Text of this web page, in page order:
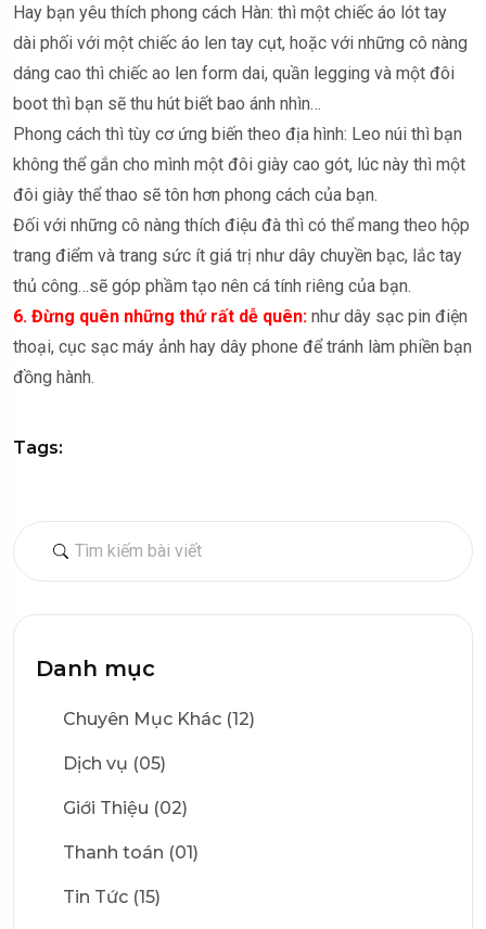
Danh mục
Chuyên Mục Khác (12)
Dịch vụ (05)
Giới Thiệu (02)
Thanh toán (01)
Tin Tức (15)
Hay bạn yêu thích phong cách Hàn: thì một chiếc áo lót tay
dài phối với một chiếc áo len tay cụt, hoặc với những cô nàng
dáng cao thì chiếc ao len form dai, quần legging và một đôi
boot thì bạn sẽ thu hút biết bao ánh nhìn…
Phong cách thì tùy cơ ứng biến theo địa hình: Leo núi thì bạn
không thể gắn cho mình một đôi giày cao gót, lúc này thì một
đôi giày thể thao sẽ tôn hơn phong cách của bạn.
Đối với những cô nàng thích điệu đà thì có thể mang theo hộp
trang điểm và trang sức ít giá trị như dây chuyền bạc, lắc tay
thủ công…sẽ góp phầm tạo nên cá tính riêng của bạn.
6. Đừng quên những thứ rất dễ quên: như dây sạc pin điện
thoại, cục sạc máy ảnh hay dây phone để tránh làm phiền bạn
đồng hành.
Tags: